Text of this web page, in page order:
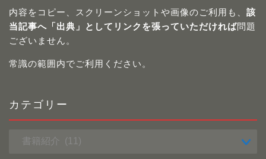
内容をコピー、スクリーンショットや画像のご利用も、 該
当記事へ「出典」としてリンクを張っていただければ問題
ございません。
常識の範囲内でご利用ください。
カテゴリー